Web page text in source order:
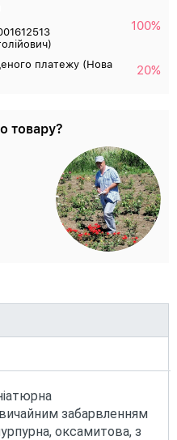
100%
платежу (Нова
20%
товару?
забарвленням
оксамитова, з